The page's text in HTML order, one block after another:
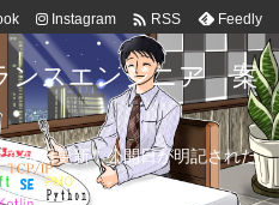
Instagram  RSS Feedly
ンスエンジニア 案
毎日更新！公開日が明記された